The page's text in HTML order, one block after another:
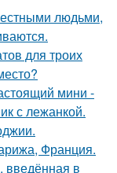
людьми,
для троих
мини -
с лежанкой.
Франция.
введённая в